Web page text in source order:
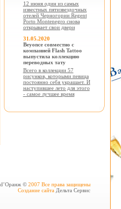
12 июня один из самых
известных пятизвездочных
отелей Черногории Regent
Porto Montenegro снова
открывает свои двери
31.05.2020
Beyonce совместно с
компанией Flash Tattoo
выпустила коллекцию
переводных тату
Всего в коллекции 57
рисунков, которыми певица
постоянно себя украшает. И
наступившее лето для этого
- самое лучшее время
© 2007 Все права защищены
Создание сайта Дельта Сервис